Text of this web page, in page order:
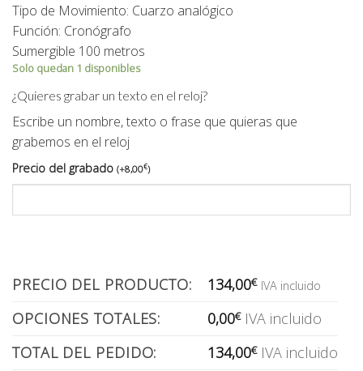
Tipo de Movimiento: Cuarzo analógico
Función: Cronógrafo
Sumergible 100 metros
Solo quedan 1 disponibles
¿Quieres grabar un texto en el reloj?
Escribe un nombre, texto o frase que quieras que
grabemos en el reloj
Precio del grabado (+8,00€)
PRECIO DEL PRODUCTO: 134,00€ IVA incluido
OPCIONES TOTALES: 0,00€IVA incluido
TOTAL DEL PEDIDO:
134,00€IVA incluido